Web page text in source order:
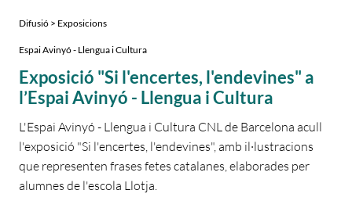
Difusió > Exposicions
Espai Avinyó - Llengua i Cultura
Exposició "Si l'encertes, l'endevines" a
l’Espai Avinyó - Llengua i Cultura
L'Espai Avinyó - Llengua i Cultura CNL de Barcelona acull
l'exposició "Si l'encertes, l'endevines", amb il·lustracions
que representen frases fetes catalanes, elaborades per
alumnes de l'escola Llotja.